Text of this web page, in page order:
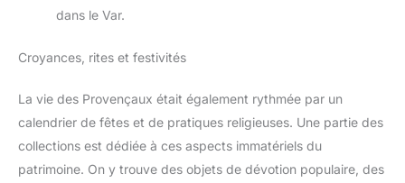
dans le Var.
Croyances, rites et festivités
La vie des Provençaux était également rythmée par un
calendrier de fêtes et de pratiques religieuses. Une partie des
collections est dédiée à ces aspects immatériels du
patrimoine. On y trouve des objets de dévotion populaire, des